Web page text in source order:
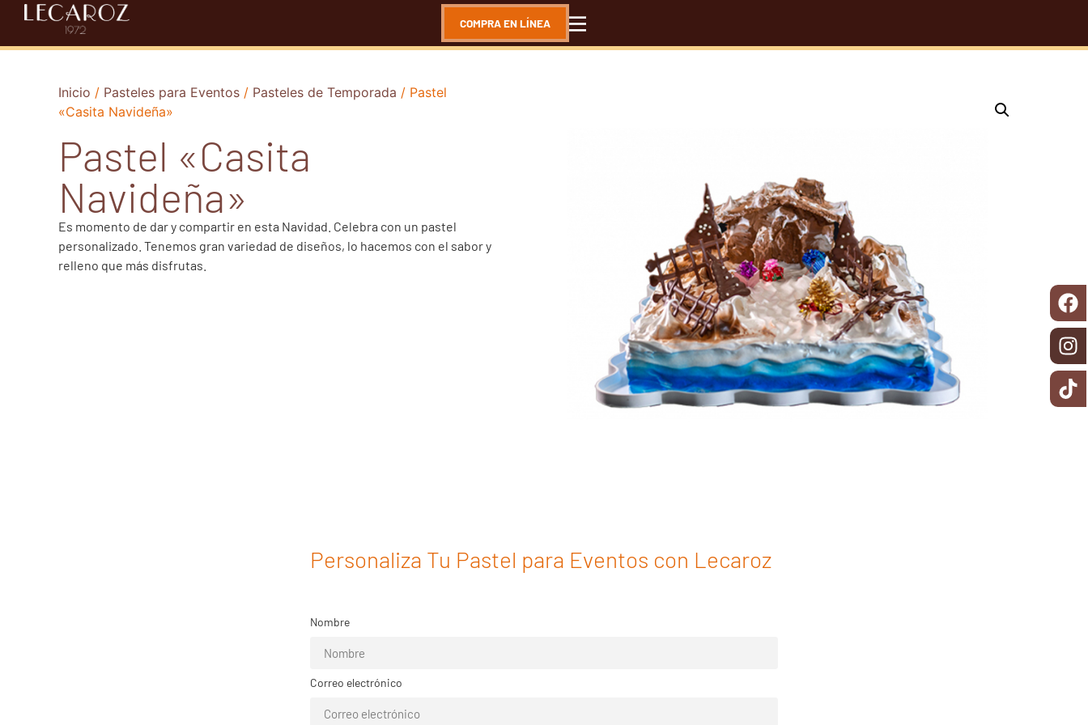
COMPRA EN LÍNEA
Inicio / Pasteles para Eventos / Pasteles de Temporada / Pastel
«Casita Navideña»
Pastel «Casita
Navideña»
Es momento de dar y compartir en esta Navidad. Celebra con un pastel
personalizado. Tenemos gran variedad de diseños, lo hacemos con el sabor y
relleno que más disfrutas.
Personaliza Tu Pastel para Eventos con Lecaroz
Nombre
Correo electrónico